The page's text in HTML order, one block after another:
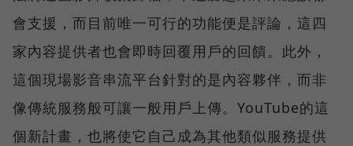
會支援，而目前唯一可行的功能便是評論，這四
家內容提供者也會即時回覆用戶的回饋。此外，
這個現場影音串流平台針對的是內容夥伴，而非
像傳統服務般可讓一般用戶上傳。YouTube的這
個新計畫，也將使它自己成為其他類似服務提供